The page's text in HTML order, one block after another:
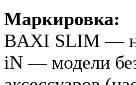
Маркировка:
BAXI SLIM —
iN — модели